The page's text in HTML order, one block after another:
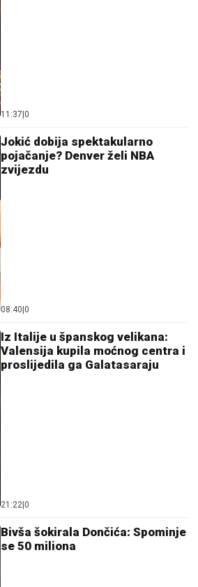
11:37 0
Jokić dobija spektakularno
pojačanje? Denver želi NBA
zvijezdu
08:40 0
Iz Italije u španskog velikana:
Valensija kupila moćnog centra i
proslijedila ga Galatasaraju
21:22 0
Bivša šokirala Dončića: Spominje
se 50 miliona